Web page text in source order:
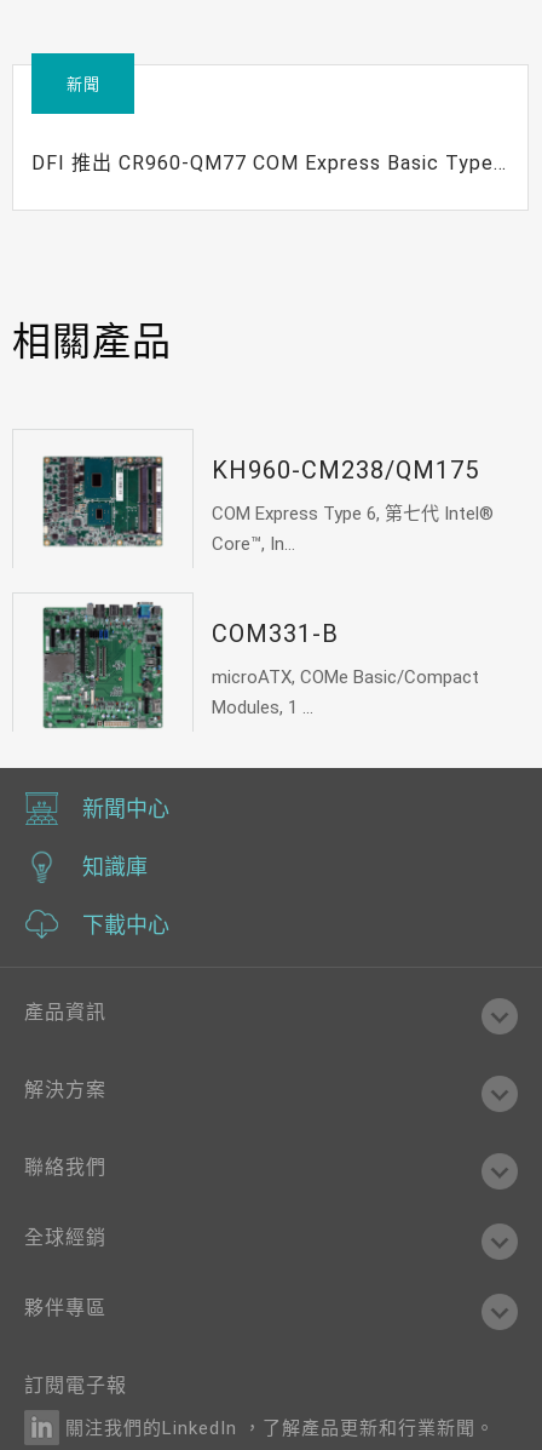
新聞
DFI 推出 CR960-QM77 COM Express Basic Type
相關產品
KH960-CM238/QM175
COM Express Type 6, 第七代 Intel®
Core™, In...
COM331-B
microATX, COMe Basic/Compact
Modules, 1 ...
新聞中心
知識庫
下載中心
產品資訊
解決方案
聯絡我們
全球經銷
夥伴專區
訂閱電子報
關注我們的LinkedIn ，了解產品更新和行業新聞。